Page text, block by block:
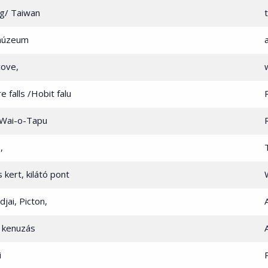
Taiwan
falls /Hobit falu
o-Tapu
kert, kilátó pont
Picton,